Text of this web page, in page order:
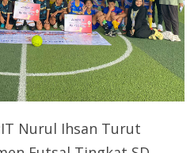
Nurul Ihsan Turut